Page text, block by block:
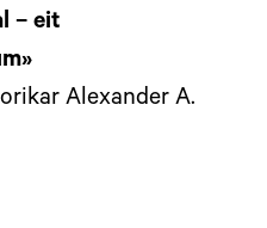
– eit
Alexander A.